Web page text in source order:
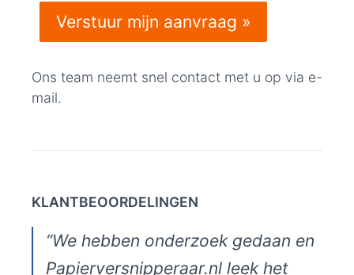
Ons team neemt snel contact met u op via e-
mail.
KLANTBEOORDELINGEN
“We hebben onderzoek gedaan en
Papierversnipperaar.nl leek het